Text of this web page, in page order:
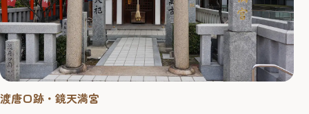
渡唐口跡・鏡天満宮